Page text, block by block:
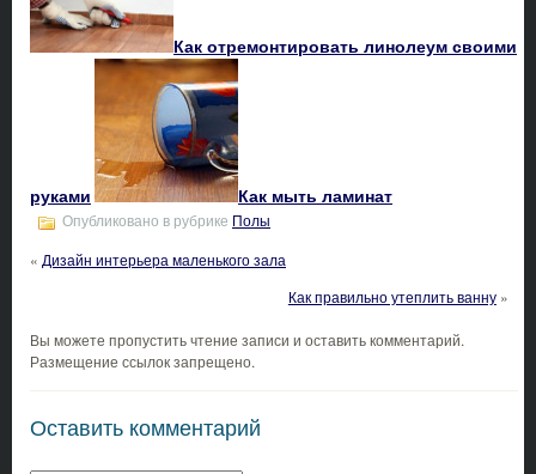
Как отремонтировать линолеум своими
руками Как мыть ламинат
Опубликовано в рубрике Полы
« Дизайн интерьера маленького зала
Как правильно утеплить ванну»
Вы можете пропустить чтение записи и оставить комментарий.
Размещение ссылок запрещено.
Оставить комментарий